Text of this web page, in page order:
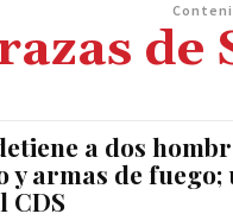
de
a dos
y armas de
CDS